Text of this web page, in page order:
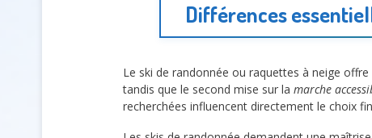
Différences
Le ski de randonnée ou raquettes à neige
tandis que le second mise sur la marche
recherchées influencent directement le choix